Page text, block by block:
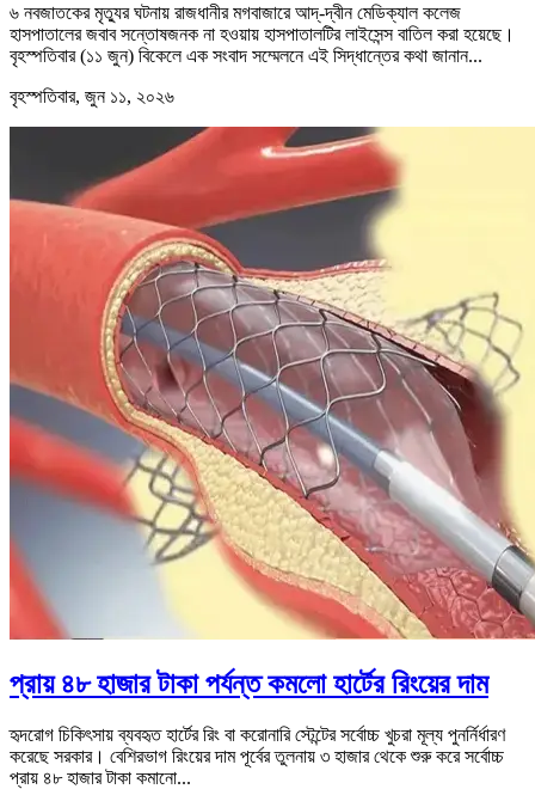
৬ নবজাতকের মৃত্যুর ঘটনায় রাজধানীর মগবাজারে আদ্‌-দ্বীন মেডিক্যাল কলেজ
হাসপাতালের জবাব সন্তোষজনক না হওয়ায় হাসপাতালটির লাইসেন্স বাতিল করা হয়েছে।
বৃহস্পতিবার (১১ জুন) বিকেলে এক সংবাদ সম্মেলনে এই সিদ্ধান্তের কথা জানান...
বৃহস্পতিবার, জুন ১১, ২০২৬
প্রায় ৪৮ হাজার টাকা পর্যন্ত কমলো হার্টের রিংয়ের দাম
হৃদরোগ চিকিৎসায় ব্যবহৃত হার্টের রিং বা করোনারি স্টেন্টের সর্বোচ্চ খুচরা মূল্য পুনর্নির্ধারণ
করেছে সরকার। বেশিরভাগ রিংয়ের দাম পূর্বের তুলনায় ৩ হাজার থেকে শুরু করে সর্বোচ্চ
প্রায় ৪৮ হাজার টাকা কমানো...